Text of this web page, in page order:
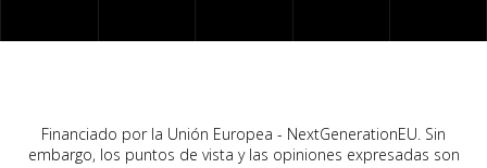
Financiado por la Unión Europea - NextGenerationEU. Sin
embargo, los puntos de vista y las opiniones expresadas son